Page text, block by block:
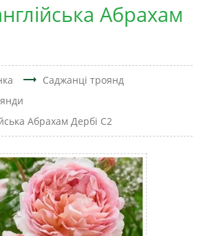
Абрахам
trending_flat Саджанці троянд
Абрахам Дербі С2